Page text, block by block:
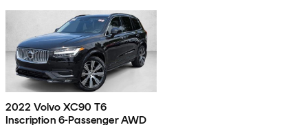
2022 Volvo XC90 T6
Inscription 6-Passenger AWD